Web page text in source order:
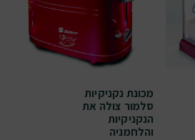
מכונת נקניקיות
סלמור צולה את
הנקניקיות
והלחמניה